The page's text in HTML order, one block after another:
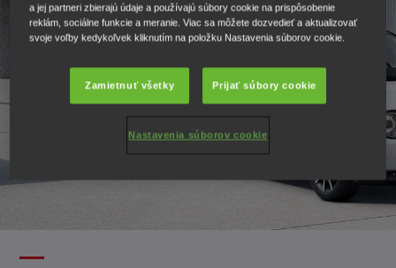
a jej partneri zbierajú údaje a používajú súbory cookie na prispôsobenie
reklám, sociálne funkcie a meranie. Viac sa môžete dozvedieť a aktualizovať
svoje voľby kedykoľvek kliknutím na položku Nastavenia súborov cookie.
Zamietnuť všetky Prijať súbory cookie
Nastavenia súborov cookie